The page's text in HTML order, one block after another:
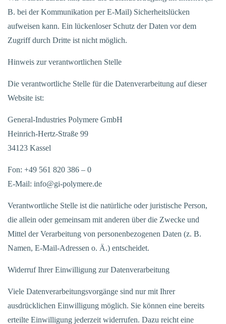
B. bei der Kommunikation per E-Mail) Sicherheitslücken
aufweisen kann. Ein lückenloser Schutz der Daten vor dem
Zugriff durch Dritte ist nicht möglich.
Hinweis zur verantwortlichen Stelle
Die verantwortliche Stelle für die Datenverarbeitung auf dieser
Website ist:
General-Industries Polymere GmbH
Heinrich-Hertz-Straße 99
34123 Kassel
Fon: +49 561 820 386 – 0
E-Mail: info@gi-polymere.de
Verantwortliche Stelle ist die natürliche oder juristische Person,
die allein oder gemeinsam mit anderen über die Zwecke und
Mittel der Verarbeitung von personenbezogenen Daten (z. B.
Namen, E-Mail-Adressen o. Ä.) entscheidet.
Widerruf Ihrer Einwilligung zur Datenverarbeitung
Viele Datenverarbeitungsvorgänge sind nur mit Ihrer
ausdrücklichen Einwilligung möglich. Sie können eine bereits
erteilte Einwilligung jederzeit widerrufen. Dazu reicht eine